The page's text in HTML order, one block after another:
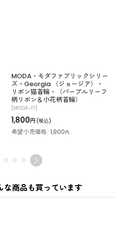
MODA・モダファブリックシリー
ズ・Georgia （ジョージア）・
リボン猫首輪・（パープルリーフ
柄リボン＆小花柄首輪）
MODA-17
1,800円 (税込)
希望小売価格: 1,900円
な商品も買っています